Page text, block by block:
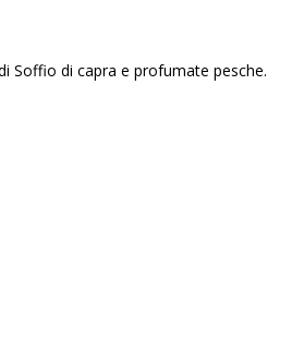
Soffio di capra e profumate pesche.